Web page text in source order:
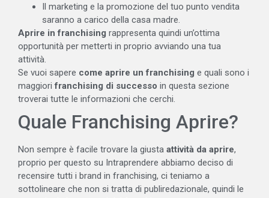
Il marketing e la promozione del tuo punto vendita
saranno a carico della casa madre.
Aprire in franchising rappresenta quindi un’ottima
opportunità per metterti in proprio avviando una tua
attività.
Se vuoi sapere come aprire un franchising e quali sono i
maggiorifranchising di successo in questa sezione
troverai tutte le informazioni che cerchi.
Quale Franchising Aprire?
Non sempre è facile trovare la giusta attività da aprire,
proprio per questo su Intraprendere abbiamo deciso di
recensire tutti i brand in franchising, ci teniamo a
sottolineare che non si tratta di publiredazionale, quindi le